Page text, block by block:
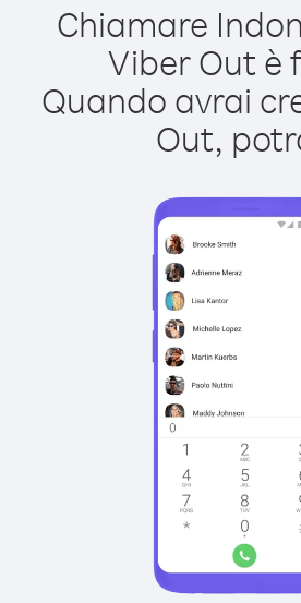
Chiamare
Viber Out è
Quando avrai
Out,